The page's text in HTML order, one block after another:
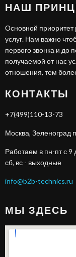
НАШ
Основной приоритет
услуг. Нам важно
первого звонка и до
получаемой от нас
отношения, тем
КОНТАКТЫ
+7(499)110-13-73
Москва, Зеленоград
Работаем в пн-пт с 9
сб, вс - выходные
info@b2b-technics.ru
МЫ ЗДЕСЬ